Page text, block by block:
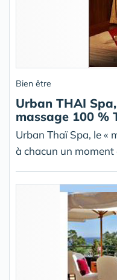
Bien être
Urban THAI
massage 100 %
Urban Thaï Spa, le «
à chacun un